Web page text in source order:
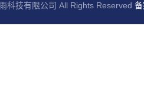
科技有限公司 All Rights Reserved